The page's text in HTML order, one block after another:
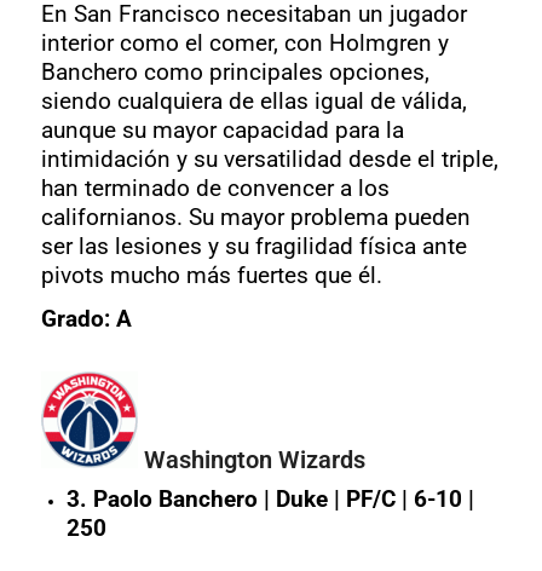
En San Francisco necesitaban un jugador
interior como el comer, con Holmgren y
Banchero como principales opciones,
siendo cualquiera de ellas igual de válida,
aunque su mayor capacidad para la
intimidación y su versatilidad desde el triple,
han terminado de convencer a los
californianos. Su mayor problema pueden
ser las lesiones y su fragilidad física ante
pivots mucho más fuertes que él.
Grado: A
Washington Wizards
3. Paolo Banchero | Duke | PF/C | 6-10 |
250